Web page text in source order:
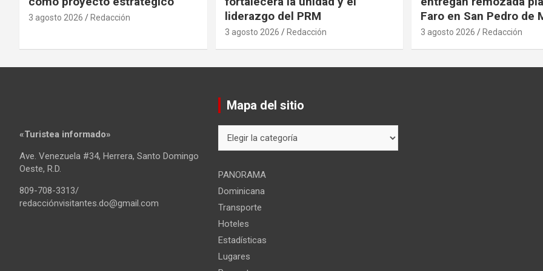
3 agosto 2026 Redacción
liderazgo del PRM
3 agosto 2026 Redacción
Faro en San Pedro de
3 agosto 2026 Redacción
«Turistea informado»
Ave. Venezuela #34, Herrera, Santo Domingo
Oeste, R.D.
809-708-3313/
redacciónvisitantes.do@gmail.com
Mapa del sitio
del
PANORAMA
Dominicana
Transporte
Hoteles
Estadísticas
Lugares